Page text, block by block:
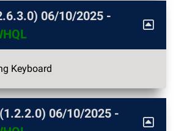
06/10/2025 -
Keyboard
06/10/2025 -